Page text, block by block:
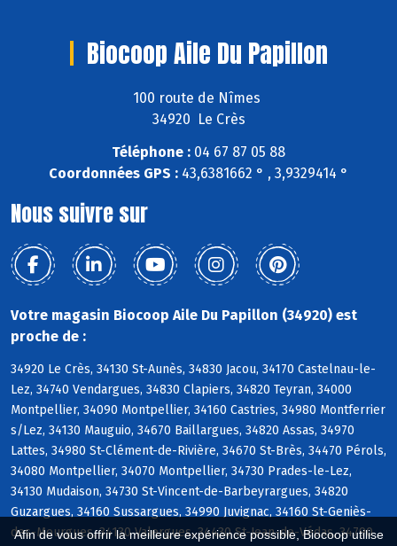
Afin de vous offrir la meilleure expérience possible, Biocoop utilise
Biocoop Aile Du Papillon
100 route de Nîmes
34920 Le Crès
Téléphone : 04 67 87 05 88
Coordonnées GPS : 43,6381662 ° , 3,9329414 °
Nous suivre sur
Votre magasin Biocoop Aile Du Papillon (34920) est
proche de :
34920 Le Crès, 34130 St-Aunès, 34830 Jacou, 34170 Castelnau-le-
Lez, 34740 Vendargues, 34830 Clapiers, 34820 Teyran, 34000
Montpellier, 34090 Montpellier, 34160 Castries, 34980 Montferrier
s/Lez, 34130 Mauguio, 34670 Baillargues, 34820 Assas, 34970
Lattes, 34980 St-Clément-de-Rivière, 34670 St-Brès, 34470 Pérols,
34080 Montpellier, 34070 Montpellier, 34730 Prades-le-Lez,
34130 Mudaison, 34730 St-Vincent-de-Barbeyrargues, 34820
Guzargues, 34160 Sussargues, 34990 Juvignac, 34160 St-Geniès-
des-Mourgues, 34130 Valergues, 34430 St-Jean-de-Védas, 34790